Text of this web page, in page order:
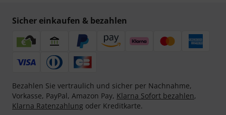
Sicher einkaufen & bezahlen
Bezahlen Sie vertraulich und sicher per Nachnahme,
Vorkasse, PayPal, Amazon Pay, Klarna Sofort bezahlen,
Klarna Ratenzahlung oder Kreditkarte.